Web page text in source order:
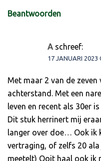
Beantwoorden
A schreef:
17 JANUARI 2023
Met maar 2 van de zeven
achterstand. Met een
leven en recent als 30er
Dit stuk herrinert mij
langer over doe… Ook ik
vertraging, of zelfs 20
meetelt) Ooit haal ook ik